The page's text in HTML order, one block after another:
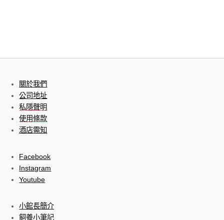
關於我們
公司地址
私隱聲明
使用條款
酒店需知
Facebook
Instagram
Youtube
小館長簡介
飼養小筆記